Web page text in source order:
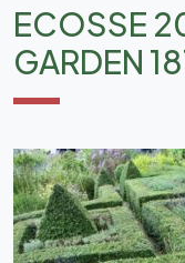
ECOSSE
GARDEN